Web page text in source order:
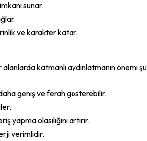
sunar.
ve karakter katar.
katmanlı aydınlatmanın önemi şu
daha geniş ve ferah gösterebilir.
yapma olasılığını artırır.
verimlidir.